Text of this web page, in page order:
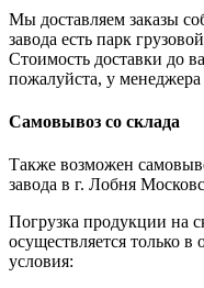
Мы доставляем заказы
завода есть парк
Стоимость доставки до
пожалуйста, у
Самовывоз со склада
Также возможен
завода в г. Лобня
Погрузка продукции на
осуществляется только
условия: